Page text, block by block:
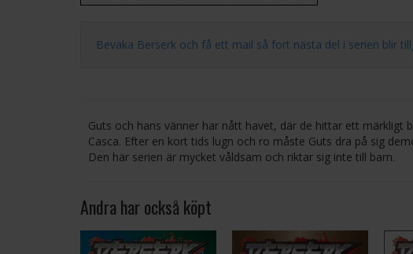
Bevaka Berserk och få ett mail så fort nästa del i serien blir
Guts och hans vänner har nått havet, där de hittar ett märkligt
Casca. Efter en kort tids lugn och ro måste Guts dra på sig
Den här serien är mycket våldsam och riktar sig inte till barn.
Andra har också köpt